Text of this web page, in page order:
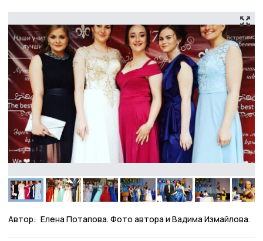
Автор: Елена Потапова. Фото автора и Вадима Измайлова.